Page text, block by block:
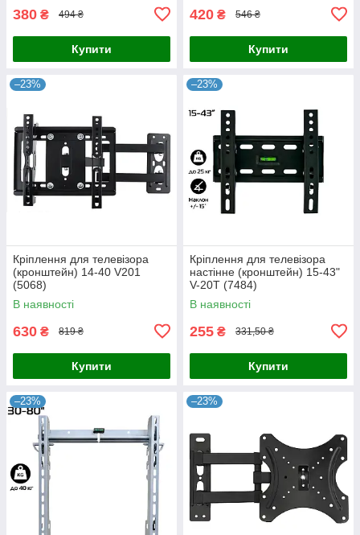
380 ₴ 494 ₴
Купити
420 ₴ 546 ₴
Купити
–23%
Кріплення для телевізора
(кронштейн) 14-40 V201
(5068)
В наявності
630 ₴ 819 ₴
Купити
–23%
Кріплення для телевізора
настінне (кронштейн) 15-43"
V-20T (7484)
В наявності
255 ₴ 331,50 ₴
Купити
–23% –23%